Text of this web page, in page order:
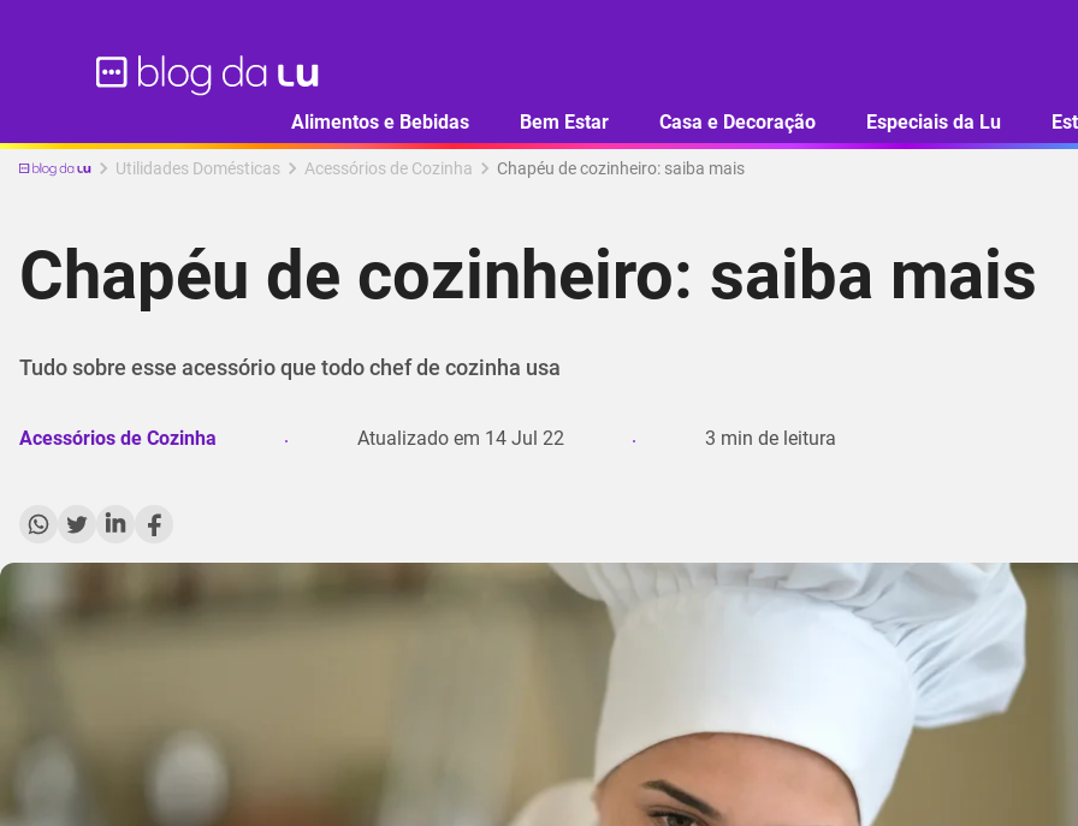
Alimentos e Bebidas Bem Estar Casa e Decoração Especiais da Lu
Utilidades Domésticas Acessórios de Cozinha Chapéu de cozinheiro: saiba mais
Chapéu de cozinheiro: saiba mais
Tudo sobre esse acessório que todo chef de cozinha usa
Acessórios de Cozinha Atualizado em 14 Jul 22 3 min de leitura